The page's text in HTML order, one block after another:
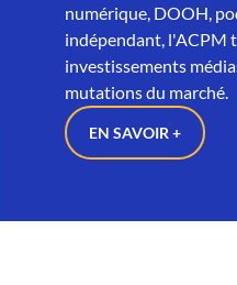
numérique, DOOH,
indépendant, l'ACPM
investissements
mutations du marché.
EN SAVOIR +